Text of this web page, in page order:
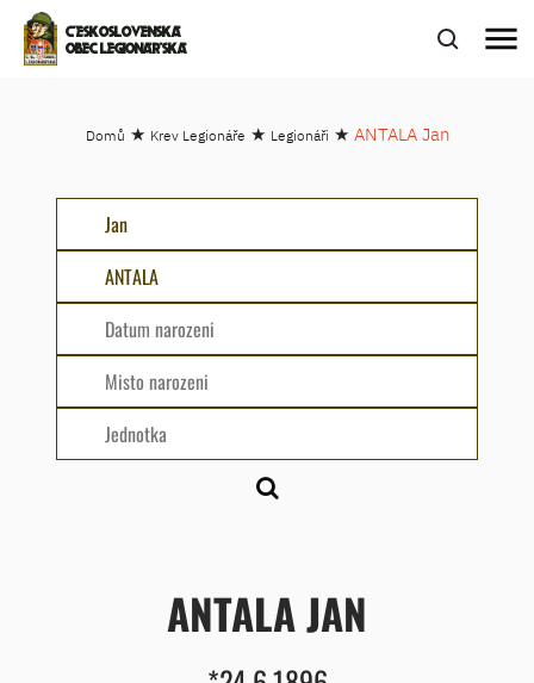
ČESKOSLOVENSKÁ
OBEC LEGIONÁŘSKÁ
menu
Domů ★ Krev Legionáře ★ Legionáři ★ ANTALA Jan
ANTALA JAN